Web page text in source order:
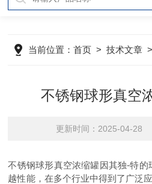
当前位置：首页 >技术文章
不锈钢球形真空
更新时间：2025-04-28
不锈钢球形真空浓缩罐因其独-特
越性能，在多个行业中得到了广泛